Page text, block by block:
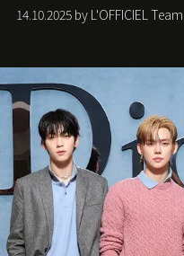
從容的態度。
14.10.2025 by L'OFFICIEL Team